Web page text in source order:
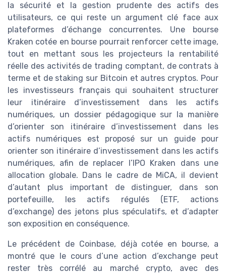
la sécurité et la gestion prudente des actifs des
utilisateurs, ce qui reste un argument clé face aux
plateformes d’échange concurrentes. Une bourse
Kraken cotée en bourse pourrait renforcer cette image,
tout en mettant sous les projecteurs la rentabilité
réelle des activités de trading comptant, de contrats à
terme et de staking sur Bitcoin et autres cryptos. Pour
les investisseurs français qui souhaitent structurer
leur itinéraire d’investissement dans les actifs
numériques, un dossier pédagogique sur la manière
d’orienter son itinéraire d’investissement dans les
actifs numériques est proposé sur un guide pour
orienter son itinéraire d’investissement dans les actifs
numériques, afin de replacer l’IPO Kraken dans une
allocation globale. Dans le cadre de MiCA, il devient
d’autant plus important de distinguer, dans son
portefeuille, les actifs régulés (ETF, actions
d’exchange) des jetons plus spéculatifs, et d’adapter
son exposition en conséquence.
Le précédent de Coinbase, déjà cotée en bourse, a
montré que le cours d’une action d’exchange peut
rester très corrélé au marché crypto, avec des